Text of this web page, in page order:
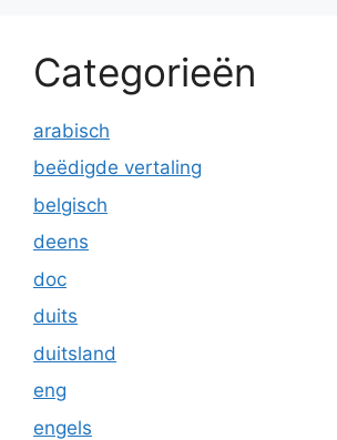
Categorieën
arabisch
beëdigde vertaling
belgisch
deens
doc
duits
duitsland
eng
engels